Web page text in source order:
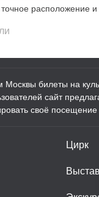
расположение и
билеты на
сайт
своё
Цирк